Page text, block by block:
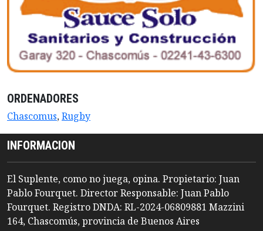
ORDENADORES
Chascomus,Rugby
INFORMACION
El Suplente, como no juega, opina. Propietario: Juan
Pablo Fourquet. Director Responsable: Juan Pablo
Fourquet. Registro DNDA: RL-2024-06809881 Mazzini
164, Chascomús, provincia de Buenos Aires